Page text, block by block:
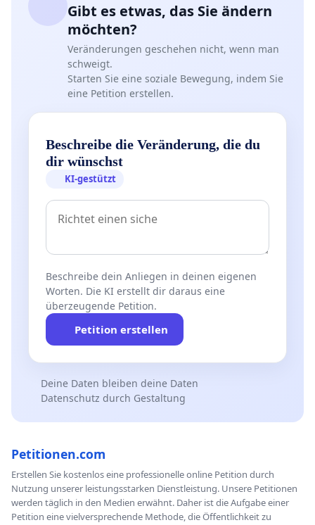
Gibt es etwas, das Sie ändern
möchten?
Veränderungen geschehen nicht, wenn man
schweigt.
Starten Sie eine soziale Bewegung, indem Sie
eine Petition erstellen.
Beschreibe die Veränderung, die du
dir wünschst
KI-gestützt
Beschreibe dein Anliegen in deinen eigenen
Worten. Die KI erstellt dir daraus eine
überzeugende Petition.
Petition erstellen
Deine Daten bleiben deine Daten
Datenschutz durch Gestaltung
Petitionen.com
Erstellen Sie kostenlos eine professionelle online Petition durch
Nutzung unserer leistungsstarken Dienstleistung. Unsere Petitionen
werden täglich in den Medien erwähnt. Daher ist die Aufgabe einer
Petition eine vielversprechende Methode, die Öffentlichkeit zu